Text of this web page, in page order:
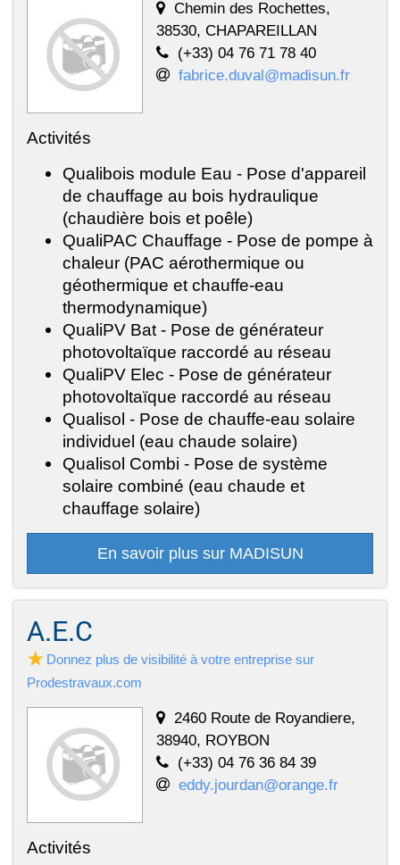
Chemin des Rochettes,
38530, CHAPAREILLAN
(+33) 04 76 71 78 40
fabrice.duval@madisun.fr
Activités
Qualibois module Eau - Pose d'appareil
de chauffage au bois hydraulique
(chaudière bois et poêle)
QualiPAC Chauffage - Pose de pompe à
chaleur (PAC aérothermique ou
géothermique et chauffe-eau
thermodynamique)
QualiPV Bat - Pose de générateur
photovoltaïque raccordé au réseau
QualiPV Elec - Pose de générateur
photovoltaïque raccordé au réseau
Qualisol - Pose de chauffe-eau solaire
individuel (eau chaude solaire)
Qualisol Combi - Pose de système
solaire combiné (eau chaude et
chauffage solaire)
En savoir plus sur MADISUN
A.E.C
Donnez plus de visibilité à votre entreprise sur
Prodestravaux.com
2460 Route de Royandiere,
38940, ROYBON
(+33) 04 76 36 84 39
eddy.jourdan@orange.fr
Activités